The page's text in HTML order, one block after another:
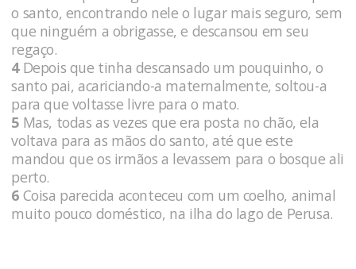
o santo, encontrando nele o lugar mais seguro, sem
que ninguém a obrigasse, e descansou em seu
regaço.
4Depois que tinha descansado um pouquinho, o
santo pai, acariciando-a maternalmente, soltou-a
para que voltasse livre para o mato.
5 Mas, todas as vezes que era posta no chão, ela
voltava para as mãos do santo, até que este
mandou que os irmãos a levassem para o bosque ali
perto.
6 Coisa parecida aconteceu com um coelho, animal
muito pouco doméstico, na ilha do lago de Perusa.